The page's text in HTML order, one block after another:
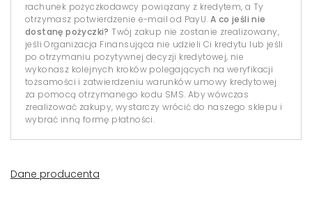
rachunek pożyczkodawcy powiązany z kredytem, a Ty
otrzymasz potwierdzenie e-mail od PayU. A co jeśli nie
dostanę pożyczki? Twój zakup nie zostanie zrealizowany,
jeśli Organizacja Finansująca nie udzieli Ci kredytu lub jeśli
po otrzymaniu pozytywnej decyzji kredytowej, nie
wykonasz kolejnych kroków polegających na weryfikacji
tożsamości i zatwierdzeniu warunków umowy kredytowej
za pomocą otrzymanego kodu SMS. Aby wówczas
zrealizować zakupy, wystarczy wrócić do naszego sklepu i
wybrać inną formę płatności.
Dane producenta